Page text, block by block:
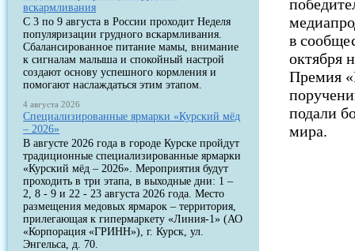
вскармливания
С 3 по 9 августа в России проходит Неделя
популяризации грудного вскармливания.
Сбалансированное питание мамы, внимание
к сигналам малыша и спокойный настрой
создают основу успешного кормления и
помогают наслаждаться этим этапом.
4 августа 2026
Специализированные ярмарки «Курский мёд
– 2026»
В августе 2026 года в городе Курске пройдут
традиционные специализированные ярмарки
«Курский мёд – 2026». Мероприятия будут
проходить в три этапа, в выходные дни: 1 –
2, 8 - 9 и 22 - 23 августа 2026 года. Место
размещения медовых ярмарок – территория,
прилегающая к гипермаркету «Линия-1» (АО
«Корпорация «ГРИНН»), г. Курск, ул.
Энгельса, д. 70.
в
октября
Премия
подали
мира.